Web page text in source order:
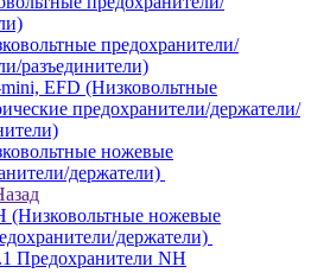
предохранители/
разъединители)
EFD (Низковольтные
предохранители/держатели/
ножевые
держатели)
(Низковольтные ножевые
держатели)
Предохранители NH